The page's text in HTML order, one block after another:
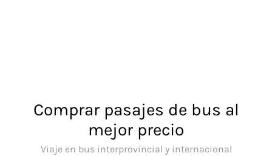
Comprar pasajes de bus al
mejor precio
Viaje en bus interprovincial y internacional